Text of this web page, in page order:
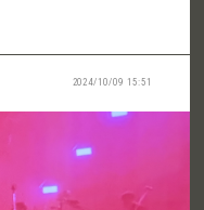
2024/10/09 15:51